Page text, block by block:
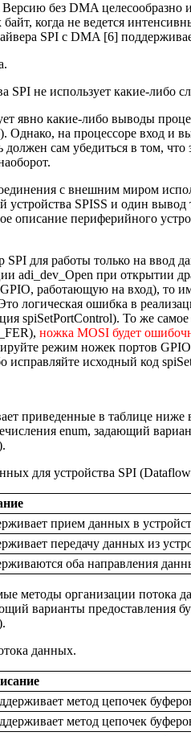
без DMA целесообразно
когда не ведется
SPI с DMA [6]
SPI не использует какие-либо
явно какие-либо выводы
на процессоре вход и
сам убедиться в том,
с внешним миром
SPISS и один
описание периферийного
для работы только на ввод
при открытии
работающую на вход), то
логическая ошибка в
spiSetPortControl). То же самое
ножка MOSI будет
режим ножек портов GPIO
исходный код
приведенные в таблице ниже
enum, задающий
для устройства SPI
прием данных в
передачу данных из
оба направления
методы организации потока
варианты предоставления
данных.
метод цепочек
метод цепочек